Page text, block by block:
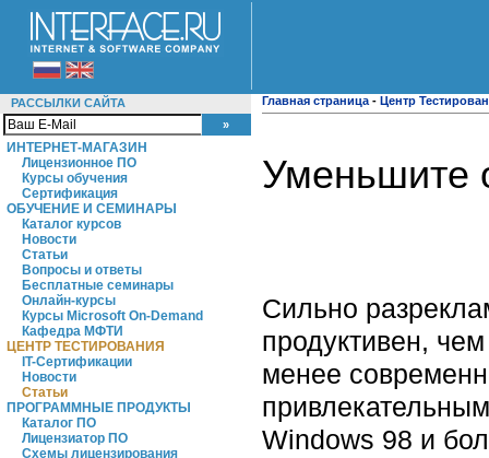
РАССЫЛКИ САЙТА
ИНТЕРНЕТ-МАГАЗИН
Лицензионное ПО
Курсы обучения
Сертификация
ОБУЧЕНИЕ И СЕМИНАРЫ
Каталог курсов
Новости
Статьи
Вопросы и ответы
Бесплатные семинары
Онлайн-курсы
Курсы Microsoft On-Demand
Кафедра МФТИ
ЦЕНТР ТЕСТИРОВАНИЯ
IT-Сертификации
Новости
Статьи
ПРОГРАММНЫЕ ПРОДУКТЫ
Каталог ПО
Лицензиатор ПО
Схемы лицензирования
Главная страница - Центр
Уменьшите
Сильно
продуктивен,
менее
Windows 98 и